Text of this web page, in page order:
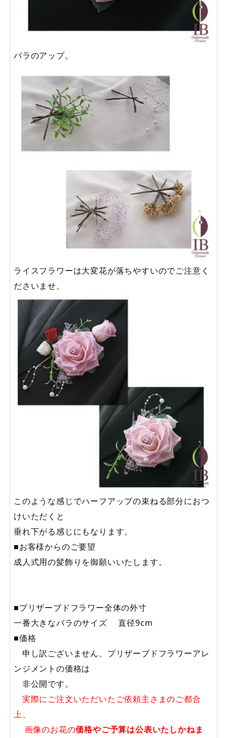
バラのアップ。
ライスフラワーは大変花が落ちやすいのでご注意く
ださいませ。
このような感じでハーフアップの束ねる部分におつ
けいただくと
垂れ下がる感じにもなります。
■お客様からのご要望
成人式用の髪飾りを御願いいたします。
■プリザーブドフラワー全体の外寸
一番大きなバラのサイズ 直径9cm
■価格
申し訳ございません、プリザーブドフラワーアレ
ンジメントの価格は
非公開です。
実際にご注文いただいたご依頼主さまのご都合
上、
画像のお花の価格やご予算は公表いたしかねま